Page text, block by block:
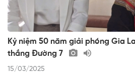
Kỷ niệm 50 năm giải phóng Gia
thắng Đường 7
15/03/2025